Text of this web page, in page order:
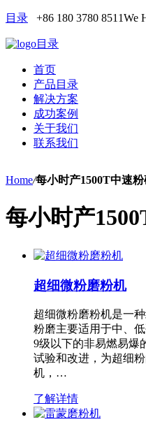
目录 +86 180 3780 8511We
目录
首页
产品目录
解决方案
成功案例
关于我们
联系我们
Home/每小时产1500T中速
每小时产
超细微粉磨粉机
超细微粉磨粉机是一
粉磨主要适用于中、
9级以下的非易燃易爆
试验和改进，为超细
机，…
了解详情